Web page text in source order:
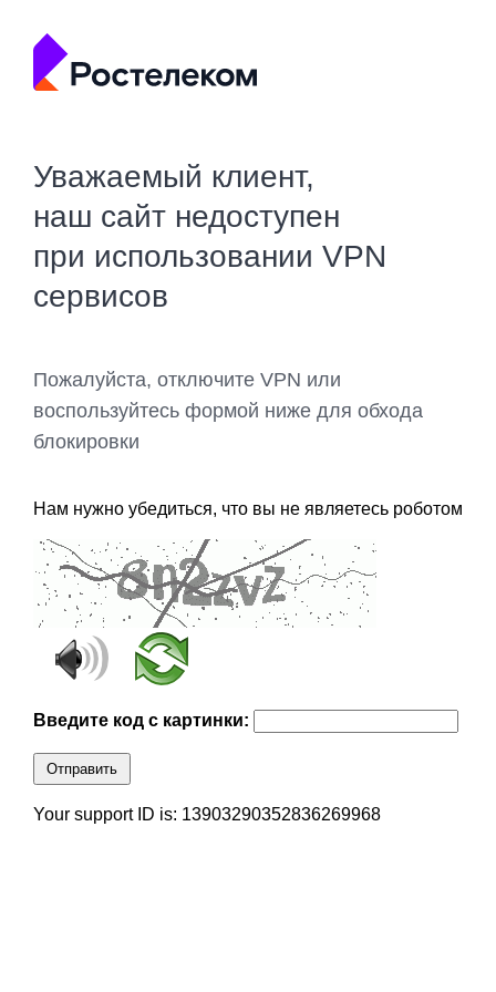
Уважаемый клиент,
наш сайт недоступен
при использовании VPN
сервисов
Пожалуйста, отключите VPN или
воспользуйтесь формой ниже для обхода
блокировки
Нам нужно убедиться, что вы не являетесь роботом
Введите код с картинки:
Отправить
Your support ID is: 13903290352836269968